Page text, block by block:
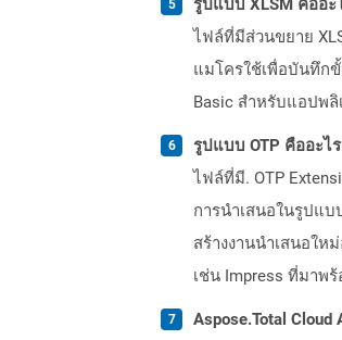
ไฟล์ที่มีส่วนขยาย
แมโครใช้เพื่อบันทึก
Basic สำหรับแอปพ
รูปแบบ OTP คืออะไร
ไฟล์ที่มี. OTP
การนำเสนอในรูปแ
สร้างงานนำเสนอให
เช่น Impress ที่มาพ
Aspose.Total